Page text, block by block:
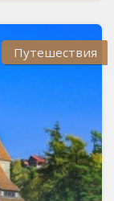
Путешествия